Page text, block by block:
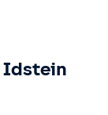
Idstein